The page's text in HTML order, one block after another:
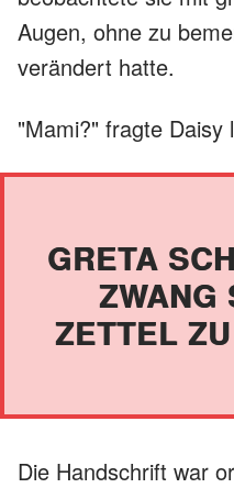
Augen, ohne zu
verändert hatte.
"Mami?" fragte Daisy
GRETA
ZWANG
ZETTEL
Die Handschrift war